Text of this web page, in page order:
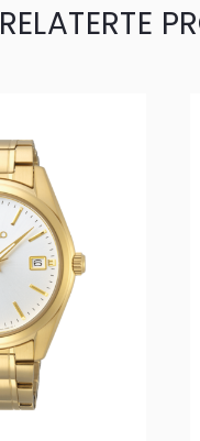
RELATERTE